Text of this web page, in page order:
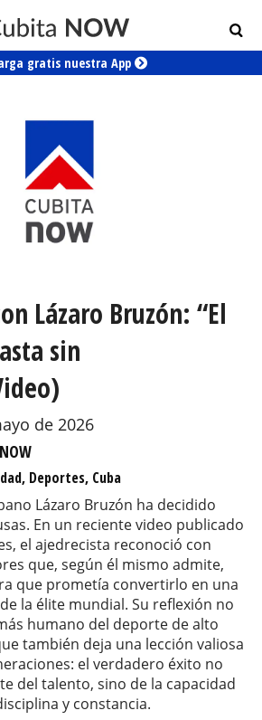
gratis nuestra App
Lázaro Bruzón: “El
sin
de 2026
Deportes, Cuba
Lázaro Bruzón ha decidido
En un reciente video publicado
el ajedrecista reconoció con
que, según él mismo admite,
que prometía convertirlo en una
la élite mundial. Su reflexión no
humano del deporte de alto
también deja una lección valiosa
el verdadero éxito no
del talento, sino de la capacidad
y constancia.